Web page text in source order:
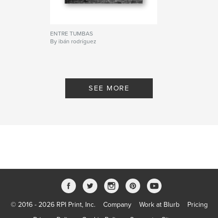
riboirasacrata ribeira sacra miño encoro embalse belesar rio
ENTRE TUMBAS
By ibán rodríguez
SEE MORE
© 2016 - 2026 RPI Print, Inc. Company Work at Blurb
Pricing